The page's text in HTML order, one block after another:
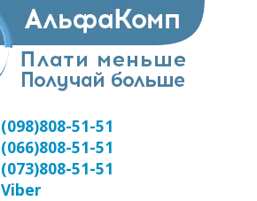
(098)808-51-51
(066)808-51-51
(073)808-51-51
Viber